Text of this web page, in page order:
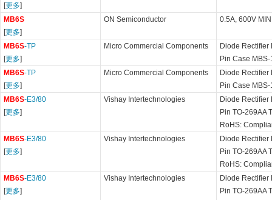
[更多]
MB6S
[更多]
ON Semiconductor 0.5A, 600V
MB6S-TP
[更多]
Micro Commercial Components
Diode Rectifier
Pin Case MBS-
MB6S-TP
[更多]
Micro Commercial Components
Diode Rectifier
Pin Case MBS-
MB6S-E3/80
[更多]
Vishay Intertechnologies
Diode Rectifier
Pin TO-269AA
RoHS:
MB6S-E3/80
[更多]
Vishay Intertechnologies
Diode Rectifier
Pin TO-269AA
RoHS:
MB6S-E3/80
[更多]
Vishay Intertechnologies
Diode Rectifier
Pin TO-269AA